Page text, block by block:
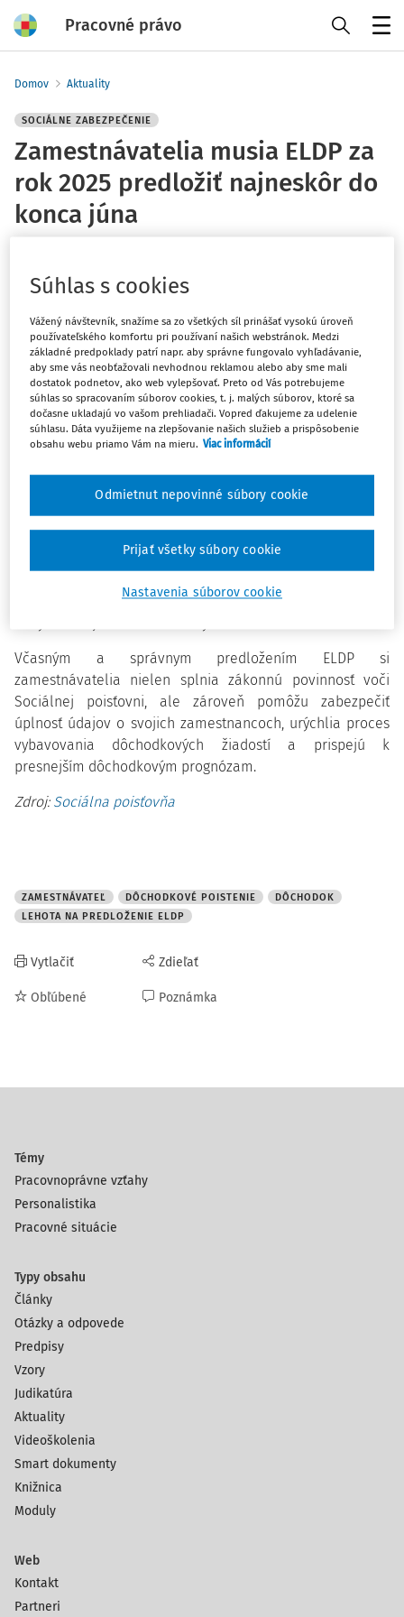
Pracovné právo
Domov Aktuality
SOCIÁLNE ZABEZPEČENIE
Zamestnávatelia musia ELDP za
rok 2025 predložiť najneskôr do
konca júna
Vydané:10. 6. 2026
Sociálna poisťovňa upozorňuje zamestnávateľov, ktorí
zamestnávajúnajviac 50 pracovníkov (vrátane)a doteraz
neodovzdali evidenčné listy dôchodkového poistenia
(ELDP), že sa blíži konečný termín na splnenie tejto
povinnosti.Lehota uplynie 30. júna 2026.ELDP je potrebné
pracovnoprávny vzťah trval aj k 31. decembru 2025.
Zároveň Sociálna poisťovňa vyzýva zamestnávateľov, aby
si prostredníctvom elektronických služieb v sekcii „Prehľad
– Evidenčný list dôchodkového poistenia“ overili stav
ako chybný a je potrebné vypracovať opravu, je
Včasným a správnym predložením ELDP si
zamestnávatelia nielen splnia zákonnú povinnosť voči
Sociálnej poisťovni, ale zároveň pomôžu zabezpečiť
úplnosť údajov o svojich zamestnancoch, urýchlia proces
vybavovania dôchodkových žiadostí a prispejú k
presnejším dôchodkovým prognózam.
Zdroj:Sociálna poisťovňa
ZAMESTNÁVATEĽ DÔCHODKOVÉ POISTENIE
DÔCHODOK
LEHOTA NA PREDLOŽENIE ELDP
Vytlačiť
Obľúbené
Zdieľať
Poznámka
Témy
Pracovnoprávne vzťahy
Personalistika
Pracovné situácie
Typy obsahu
Články
Otázky a odpovede
Predpisy
Vzory
Judikatúra
Aktuality
Videoškolenia
Smart dokumenty
Knižnica
Moduly
Web
Kontakt
Partneri
Súhlas s cookies
Vážený návštevník, snažíme sa zo všetkých síl prinášať vysokú úroveň
používateľského komfortu pri používaní našich webstránok. Medzi
základné predpoklady patrí napr. aby správne fungovalo vyhľadávanie,
aby sme vás neobťažovali nevhodnou reklamou alebo aby sme mali
dostatok podnetov, ako web vylepšovať. Preto od Vás potrebujeme
súhlas so spracovaním súborov cookies, t. j. malých súborov, ktoré sa
dočasne ukladajú vo vašom prehliadači. Vopred ďakujeme za udelenie
súhlasu. Dáta využijeme na zlepšovanie našich služieb a prispôsobenie
obsahu webu priamo Vám na mieru. Viac informácií
Nastavenia súborov cookie
Odmietnut nepovinné súbory cookie
Prijať všetky súbory cookie